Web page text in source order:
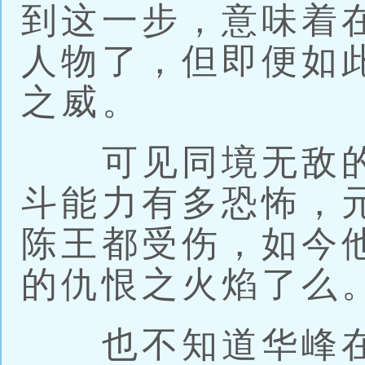
到这一步，意味着
人物了，但即便如
之威。
可见同境无敌的
斗能力有多恐怖，
陈王都受伤，如今
的仇恨之火焰了么
也不知道华峰在